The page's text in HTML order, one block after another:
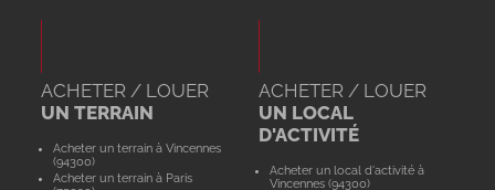
ACHETER / LOUER
UN TERRAIN
Acheter un terrain à Vincennes
(94300)
Acheter un terrain à Paris
ACHETER / LOUER
UN LOCAL
D'ACTIVITÉ
Acheter un local d'activité à
Vincennes (94300)